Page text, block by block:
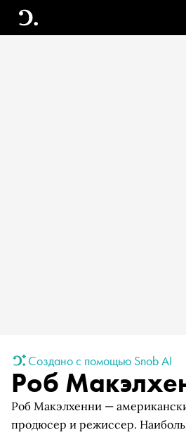
Создано с помощью Snob AI
Роб
Роб Макэлхенни —
продюсер и режиссер.